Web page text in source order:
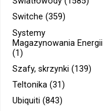
Switche (359)
Systemy
Magazynowania Energii
(1)
Szafy, skrzynki (139)
Teltonika (31)
Ubiquiti (843)